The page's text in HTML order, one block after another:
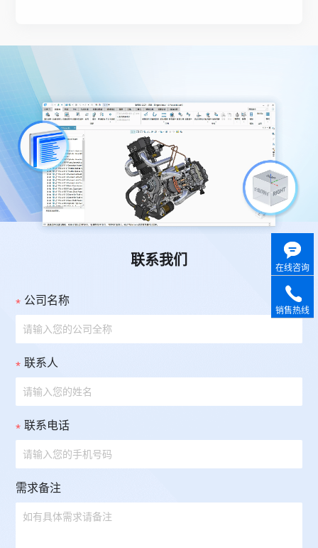
联系我们
公司名称
联系人
联系电话
需求备注
在线咨询
销售热线